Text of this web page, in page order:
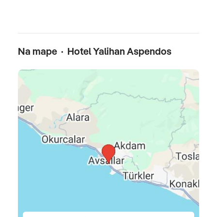
Hlavná reštaurácia (otvorený bufet - raňajky, obedy,
pobyt zdarma, Rucola - talianska a Kora Steakhouse -
gril za poplatok, vo všetkých rezervácia nutná vopred) •
Cukráreň • Snack Bar (pizza, hamburger, hotdog,
Celková cena zahŕňa
leteckú dopravu, 7x (resp. 10x, 11x, 14x) ubytovanie,
stravovanie podľa typu kapacity, poistenie
insolventnosti, delegáta CK, servisné poplatky
(letiskové poplatky, bezpečnostná taxa, iné poplatky
súvisiace s vykonaním leteckej dopravy a transfery)
Na mape · Hotel Yalihan Aspendos